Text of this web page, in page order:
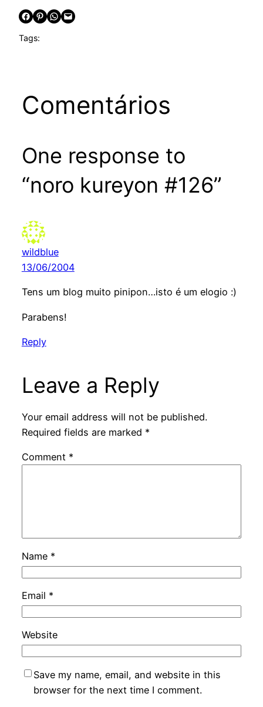
Share on Facebook Share on Pinterest Share on WhatsApp Email this Page
Tags:
Comentários
One response to
“noro kureyon #126”
wildblue
13/06/2004
Tens um blog muito pinipon…isto é um elogio :)
Parabens!
Reply
Leave a Reply
Your email address will not be published.
Required fields are marked *
Comment *
Name *
Email *
Website
Save my name, email, and website in this
browser for the next time I comment.